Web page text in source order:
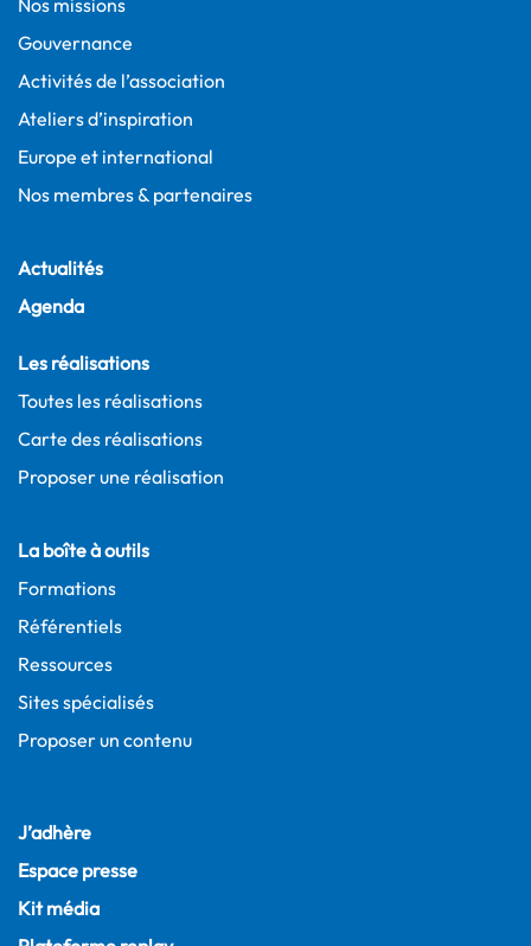
Gouvernance
Activités de l’association
Ateliers d’inspiration
Europe et international
Nos membres & partenaires
Actualités
Agenda
Les réalisations
Toutes les réalisations
Carte des réalisations
Proposer une réalisation
La boîte à outils
Formations
Référentiels
Ressources
Sites spécialisés
Proposer un contenu
J’adhère
Espace presse
Kit média